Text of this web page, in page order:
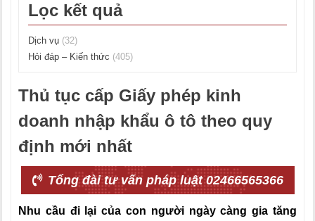
Lọc kết quả
Dịch vụ (32)
Hỏi đáp – Kiến thức (405)
Thủ tục cấp Giấy phép kinh
doanh nhập khẩu ô tô theo quy
định mới nhất
Tổng đài tư vấn pháp luật 02466565366
Nhu cầu đi lại của con người ngày càng gia tăng